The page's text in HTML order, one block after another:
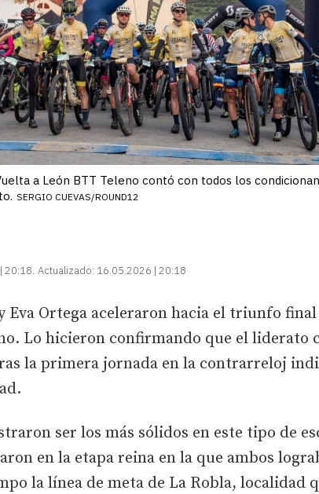
a León BTT Teleno contó con todos los
SERGIO CUEVAS/ROUND12
20:18 Actualizado: 16.05.2026 | 20:18
Eva Ortega aceleraron hacia el triunfo
Lo hicieron confirmando que el liderato
la primera jornada en la contrarreloj
ser los más sólidos en este tipo de
en la etapa reina en la que ambos
la línea de meta de La Robla, localidad